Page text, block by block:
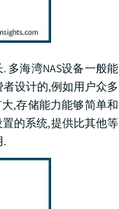
多海湾NAS设备一般能
设计的,例如用户众多
,存储能力能够简单和
的系统,提供比其他等
.